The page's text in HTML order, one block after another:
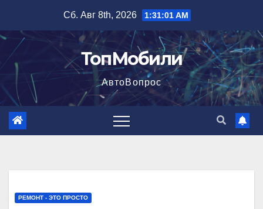
содержимому
Сб. Авг 8th, 2026 1:31:02 AM
ТопМобили
АвтоВопрос
РЕМОНТ - ЭТО ПРОСТО